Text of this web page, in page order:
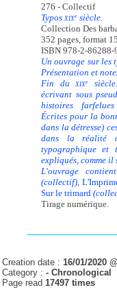
276 - Collectif
Typos XIXesiècle.
Collection Des
352 pages, format
ISBN 978-2-86288-
Un ouvrage sur les
Présentation et
Fin du
XIXe
écrivant sous
histoires
Écrites pour la
dans la détresse)
dans la réalité
typographique et
expliqués, comme il
L'ouvrage
(collectif),
Sur le trimard
Tirage numérique.
Creation date : 16/01/2020
Category :-Chronological
Page read 17497 times